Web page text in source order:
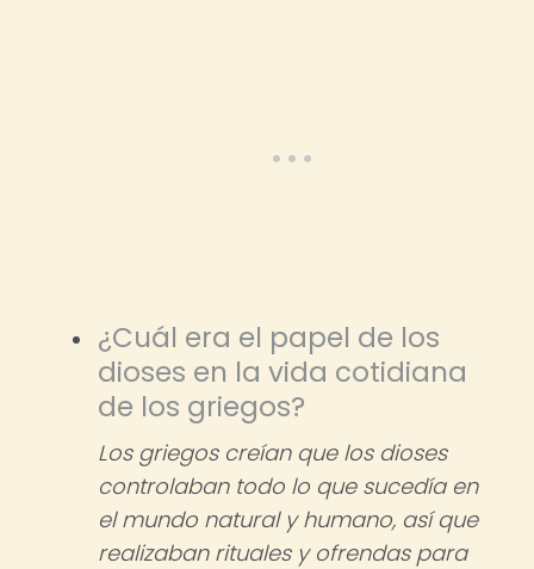
¿Cuál era el papel de los
dioses en la vida cotidiana
de los griegos?
Los griegos creían que los dioses
controlaban todo lo que sucedía en
el mundo natural y humano, así que
realizaban rituales y ofrendas para